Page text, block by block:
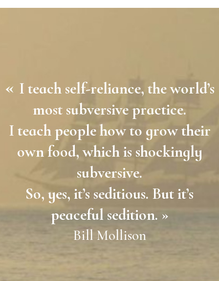
« I teach self-reliance, the world’s
most subversive practice.
I teach people how to grow their
own food, which is shockingly
subversive.
So, yes, it’s seditious. But it’s
peaceful sedition. »
Bill Mollison